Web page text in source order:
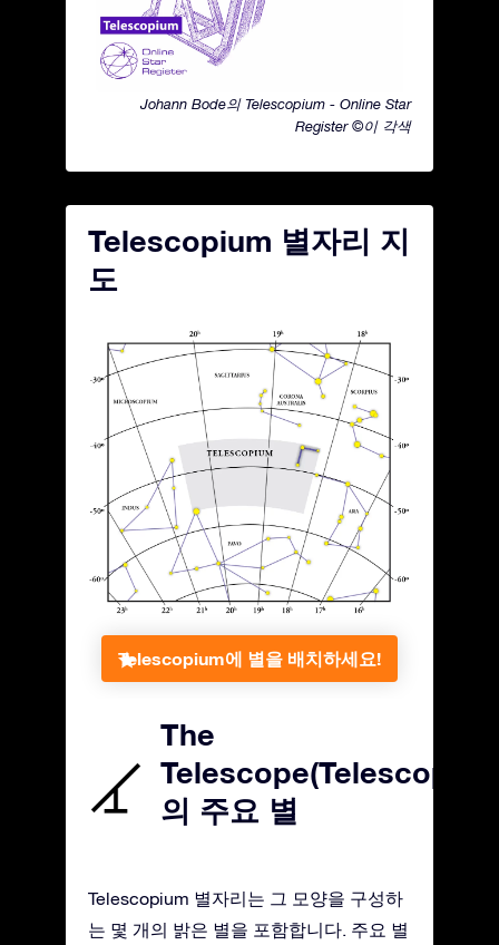
Johann Bode의 Telescopium - Online Star
Register ©이 각색
Telescopium 별자리 지
도
Telescopium에 별을 배치하세요!
The
의 주요 별
Telescopium 별자리는 그 모양을 구성하
는 몇 개의 밝은 별을 포함합니다. 주요 별